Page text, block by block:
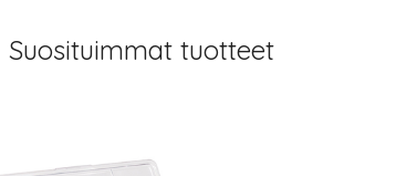
Suosituimmat tuotteet